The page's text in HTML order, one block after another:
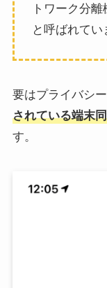
トワーク分
と呼ばれてい
要はプライバシ
されている端末
す。